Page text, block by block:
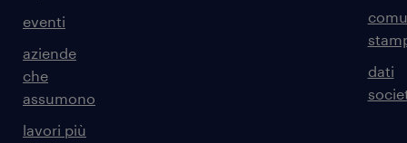
eventi
aziende
che
assumono
lavori più
dati